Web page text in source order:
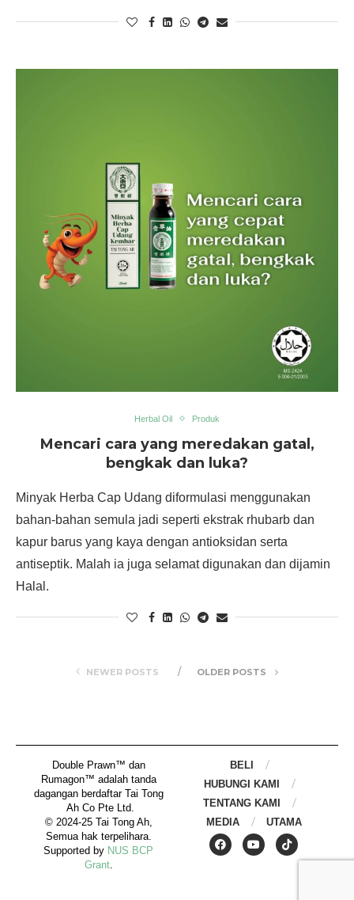
Herbal Oil Produk
Mencari cara yang meredakan gatal,
bengkak dan luka?
Minyak Herba Cap Udang diformulasi menggunakan
bahan-bahan semula jadi seperti ekstrak rhubarb dan
kapur barus yang kaya dengan antioksidan serta
antiseptik. Malah ia juga selamat digunakan dan dijamin
Halal.
NEWER POSTS OLDER POSTS
Double Prawn™ dan
Rumagon™ adalah tanda
dagangan berdaftar Tai Tong
Ah Co Pte Ltd.
© 2024-25 Tai Tong Ah,
Semua hak terpelihara.
Supported by NUS BCP
Grant.
BELI
HUBUNGI KAMI
TENTANG KAMI
MEDIA
UTAMA